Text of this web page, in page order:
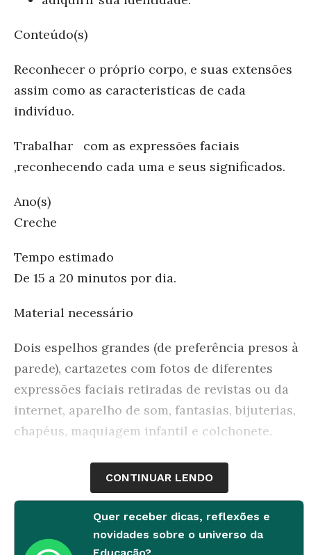
Conteúdo(s)
Reconhecer o próprio corpo, e suas extensões
assim como as caracteristicas de cada
indivíduo.
Trabalhar com as expressões faciais
,reconhecendo cada uma e seus significados.
Ano(s)
Creche
Tempo estimado
De 15 a 20 minutos por dia.
Material necessário
Dois espelhos grandes (de preferência presos à
parede), cartazetes com fotos de diferentes
expressões faciais retiradas de revistas ou da
internet, aparelho de som, fantasias, bijuterias,
chapéus, maquiagem infantil e colchonete.
Desenvolvimento
Todas as atividades devem ser feitas em frente
CONTINUAR LENDO
Quer receber dicas, reflexões e
novidades sobre o universo da